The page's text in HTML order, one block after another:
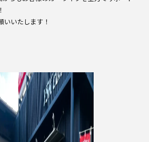
いいたします！